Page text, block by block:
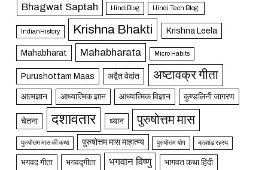
Bhagwat Saptah HindiBlog Hindi Tech Blog.
IndianHistory Krishna Bhakti Krishna Leela
Mahabharat Mahabharata Micro Habits
Purushottam Maas अद्वैत वेदांत अष्टावक्र गीता
आत्मज्ञान आध्यात्मिक ज्ञान आध्यात्मिक विज्ञान कुण्डलिनी जागरण
चेतना दशावतार ध्यान पुरुषोत्तम मास
पुरुषोत्तम मास की कथा पुरुषोत्तम मास माहात्म्य पुरुषोत्तम योग ब्रह्मांड रहस्य
भगवद गीता भगवद्गीता भगवान विष्णु भागवत कथा हिंदी